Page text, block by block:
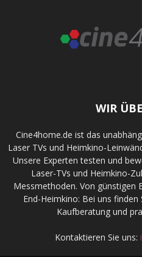
WIR
Cine4home.de ist das
Laser TVs und Heimkino-
Unsere Experten testen und
Laser-TVs und Heimkino-
Messmethoden. Von günstigen
End-Heimkino: Bei uns
Kaufberatung und
Kontaktieren Sie uns: